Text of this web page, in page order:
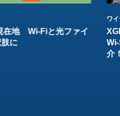
在地 Wi-Fiと光ファイ
に
ワ
介